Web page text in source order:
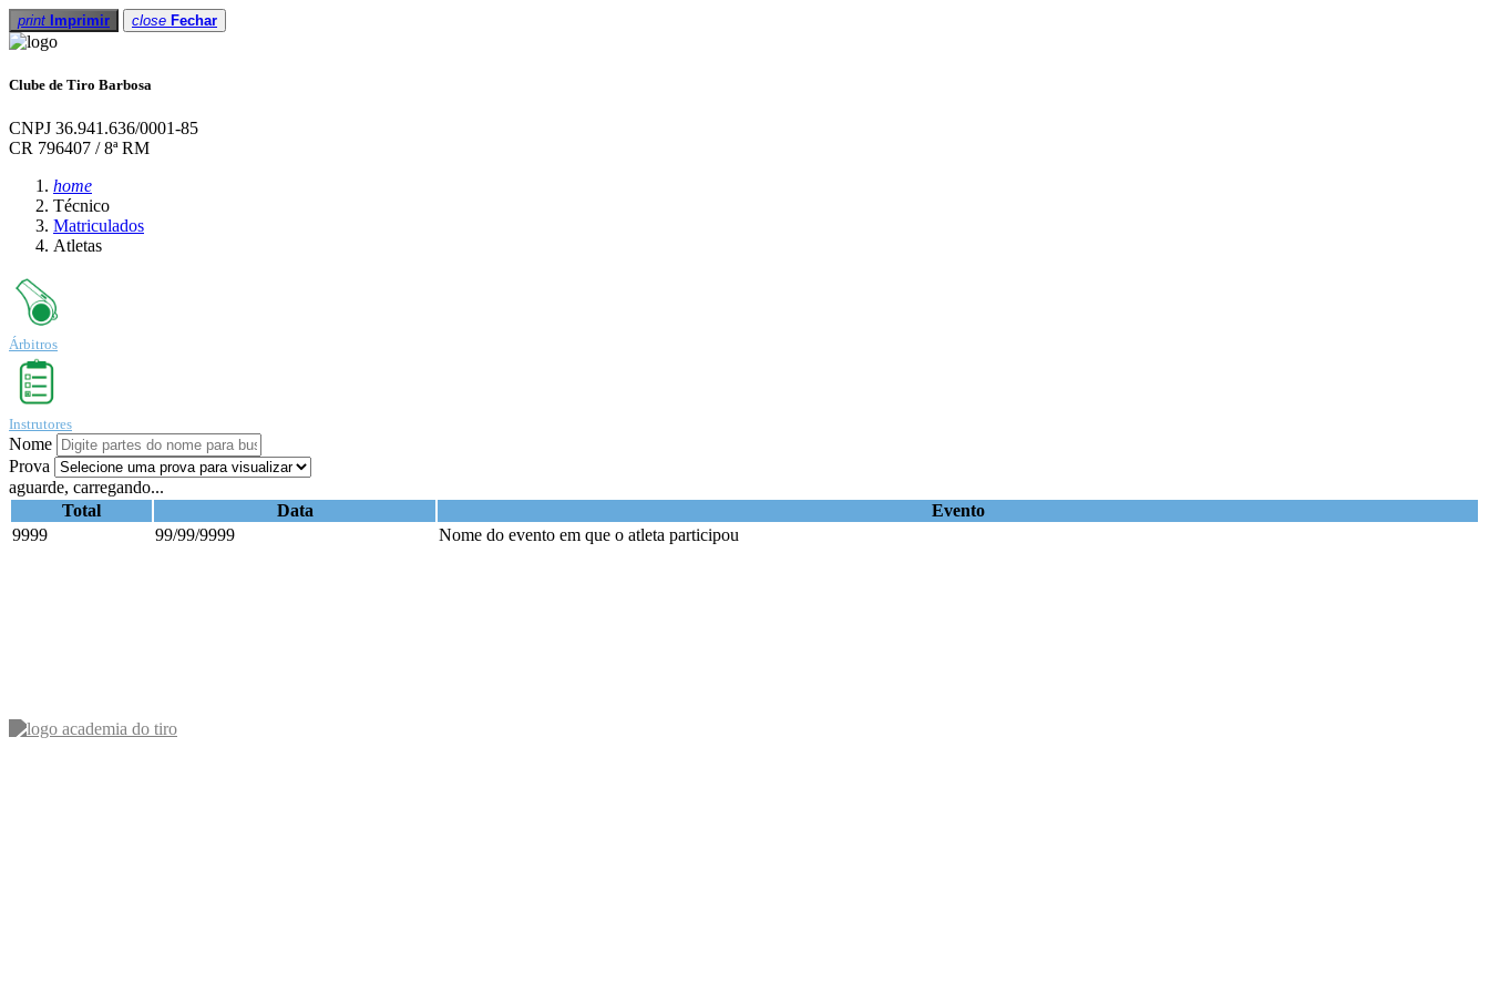
print Imprimir close Fechar
Clube de Tiro Barbosa
CNPJ 36.941.636/0001-85
CR 796407 / 8ª RM
home
Técnico
Matriculados
Atletas
Árbitros
Instrutores
Nome
Prova
aguarde, carregando...
Total
Data
Evento
9999
99/99/9999 Nome do evento em que o atleta participou